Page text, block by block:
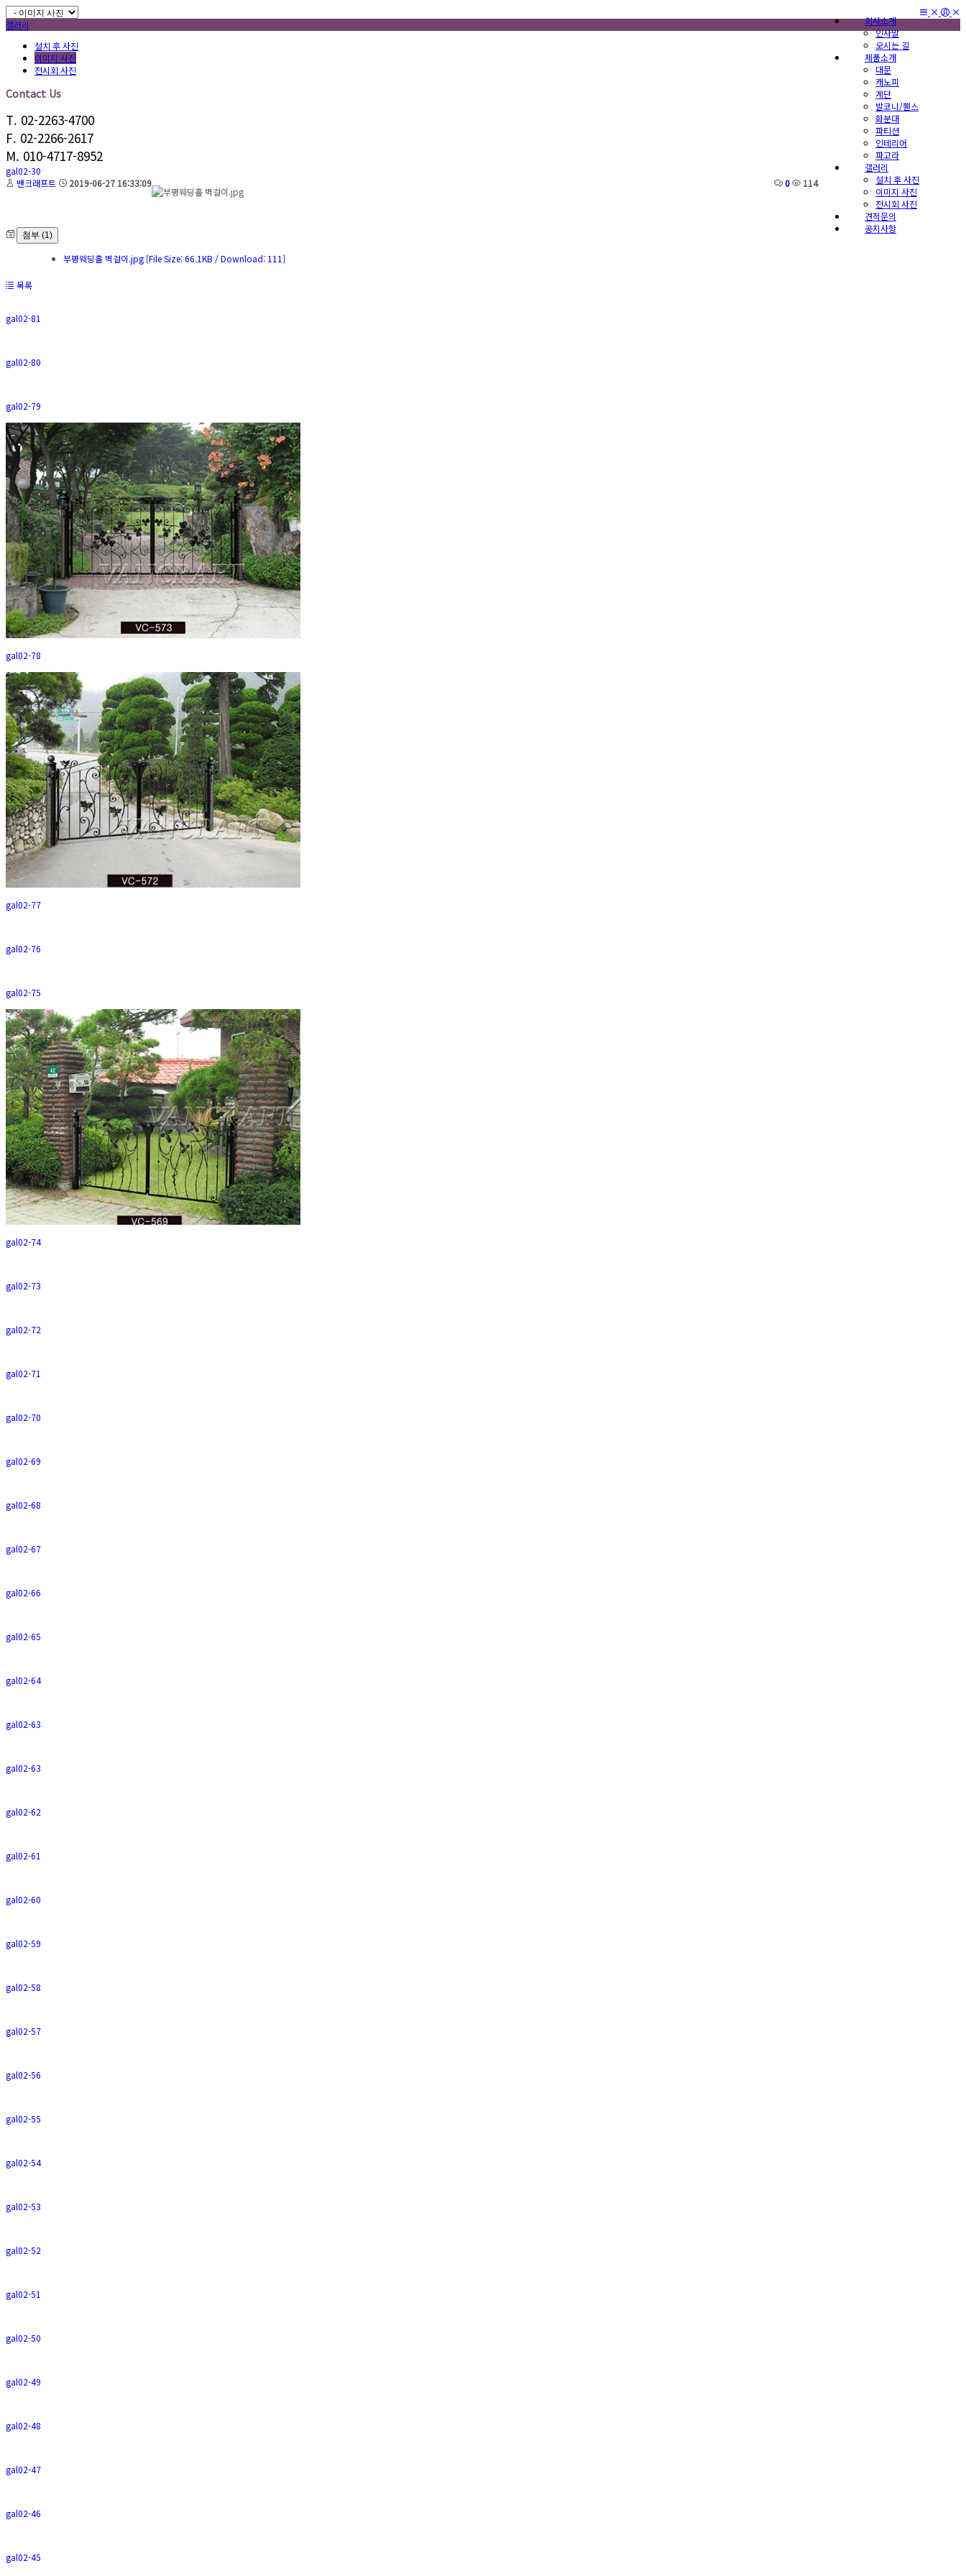
회사소개
인사말
오시는 길
제품소개
대문
캐노피
계단
발코니/휀스
화분대
파티션
인테리어
파고라
갤러리
설치 후 사진
이미지 사진
전시회 사진
견적문의
공지사항
갤러리
설치 후 사진
이미지 사진
전시회 사진
Contact Us
T. 02-2263-4700
F. 02-2266-2617
M. 010-4717-8952
gal02-30
밴크래프트
2019-06-27 16:33:09 0 114
첨부 (1)
부평웨딩홀 벽걸이.jpg [File Size: 66.1KB / Download: 111]
목록
gal02-81
gal02-80
gal02-79
gal02-78
gal02-77
gal02-76
gal02-75
gal02-74
gal02-73
gal02-72
gal02-71
gal02-70
gal02-69
gal02-68
gal02-67
gal02-66
gal02-65
gal02-64
gal02-63
gal02-63
gal02-62
gal02-61
gal02-60
gal02-59
gal02-58
gal02-57
gal02-56
gal02-55
gal02-54
gal02-53
gal02-52
gal02-51
gal02-50
gal02-49
gal02-48
gal02-47
gal02-46
gal02-45